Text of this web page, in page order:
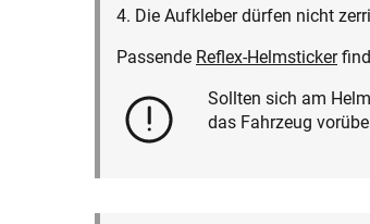
4. Die Aufkleber dürfen nicht
Passende Reflex-Helmsticker
Sollten sich am
das Fahrzeug